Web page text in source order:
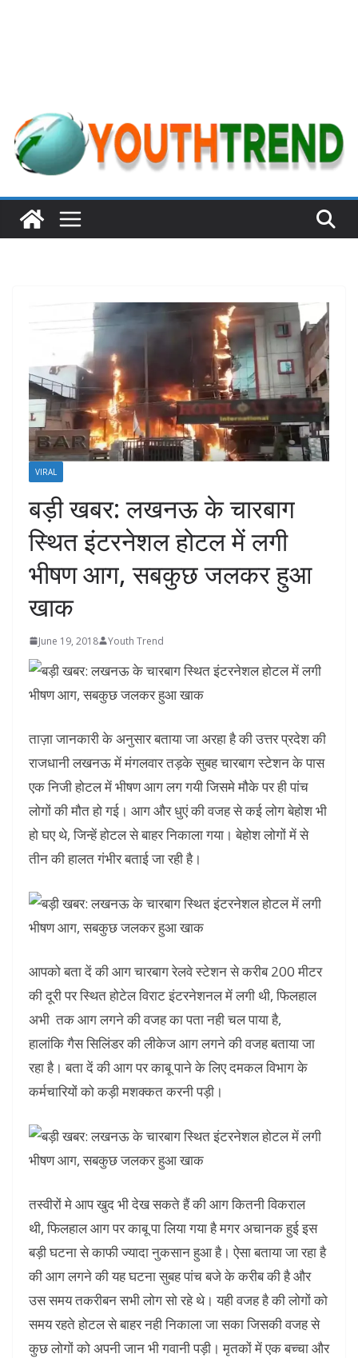
VIRAL
बड़ी खबर: लखनऊ के चारबाग
स्थित इंटरनेशल होटल में लगी
भीषण आग, सबकुछ जलकर हुआ
खाक
June 19, 2018 Youth Trend
ताज़ा जानकारी के अनुसार बताया जा अरहा है की उत्तर प्रदेश की
राजधानी लखनऊ में मंगलवार तड़के सुबह चारबाग स्टेशन के पास
एक निजी होटल में भीषण आग लग गयी जिसमे मौके पर ही पांच
लोगों की मौत हो गई। आग और धुएं की वजह से कई लोग बेहोश भी
हो घए थे, जिन्हें होटल से बाहर निकाला गया। बेहोश लोगों में से
तीन की हालत गंभीर बताई जा रही है।
आपको बता दें की आग चारबाग रेलवे स्टेशन से करीब 200 मीटर
की दूरी पर स्थित होटेल विराट इंटरनेशनल में लगी थी, फिलहाल
अभी तक आग लगने की वजह का पता नही चल पाया है,
हालांकि गैस सिलिंडर की लीकेज आग लगने की वजह बताया जा
रहा है। बता दें की आग पर काबू पाने के लिए दमकल विभाग के
कर्मचारियों को कड़ी मशक्कत करनी पड़ी।
तस्वीरों मे आप खुद भी देख सकते हैं की आग कितनी विकराल
थी, फिलहाल आग पर काबू पा लिया गया है मगर अचानक हुई इस
बड़ी घटना से काफी ज्यादा नुकसान हुआ है। ऐसा बताया जा रहा है
की आग लगने की यह घटना सुबह पांच बजे के करीब की है और
उस समय तकरीबन सभी लोग सो रहे थे। यही वजह है की लोगों को
समय रहते होटल से बाहर नही निकाला जा सका जिसकी वजह से
कुछ लोगों को अपनी जान भी गवानी पड़ी। मृतकों में एक बच्चा और